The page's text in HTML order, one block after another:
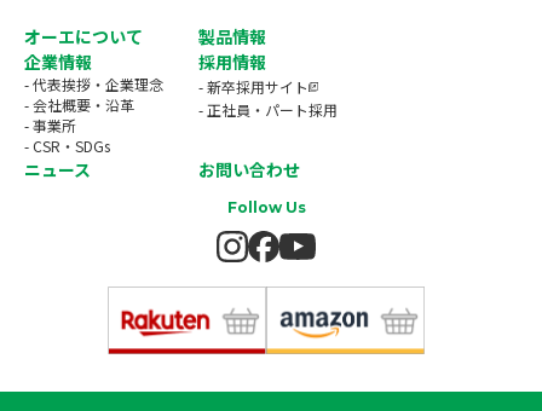
オーエについて
製品情報
企業情報
- 代表挨拶・企業理念
- 会社概要・沿革
- 事業所
- CSR・SDGs
採用情報
- 新卒採用サイト
- 正社員・パート採用
ニュース お問い合わせ
Follow Us